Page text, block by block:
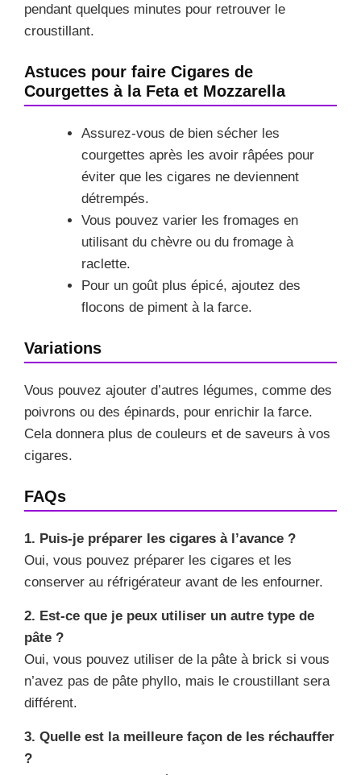
pendant quelques minutes pour retrouver le
croustillant.
Astuces pour faire Cigares de
Courgettes à la Feta et Mozzarella
Assurez-vous de bien sécher les
courgettes après les avoir râpées pour
éviter que les cigares ne deviennent
détrempés.
Vous pouvez varier les fromages en
utilisant du chèvre ou du fromage à
raclette.
Pour un goût plus épicé, ajoutez des
flocons de piment à la farce.
Variations
Vous pouvez ajouter d’autres légumes, comme des
poivrons ou des épinards, pour enrichir la farce.
Cela donnera plus de couleurs et de saveurs à vos
cigares.
FAQs
1. Puis-je préparer les cigares à l’avance ?
Oui, vous pouvez préparer les cigares et les
conserver au réfrigérateur avant de les enfourner.
2. Est-ce que je peux utiliser un autre type de
pâte ?
Oui, vous pouvez utiliser de la pâte à brick si vous
n’avez pas de pâte phyllo, mais le croustillant sera
différent.
3. Quelle est la meilleure façon de les réchauffer
?